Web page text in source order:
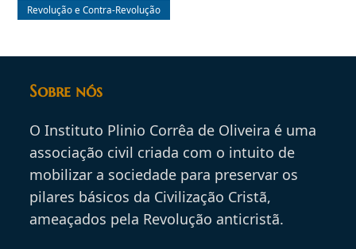
Revolução e Contra-Revolução
Sobre nós
O Instituto Plinio Corrêa de Oliveira é uma
associação civil criada com o intuito de
mobilizar a sociedade para preservar os
pilares básicos da Civilização Cristã,
ameaçados pela Revolução anticristã.